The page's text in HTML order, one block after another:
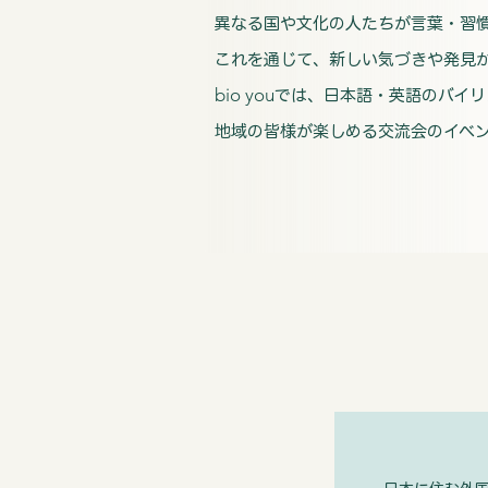
異なる国や文化の人たちが言葉・習
これを通じて、新しい気づきや発見
bio youでは、日本語・英語のバイ
地域の皆様が楽しめる交流会のイベ